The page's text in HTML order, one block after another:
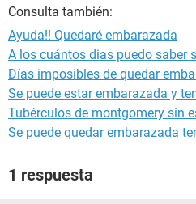
Consulta también:
Ayuda!! Quedaré embarazada
A los cuántos dias puedo saber
Días imposibles de quedar
Se puede estar embarazada y
Tubérculos de montgomery sin
Se puede quedar embarazada
1 respuesta